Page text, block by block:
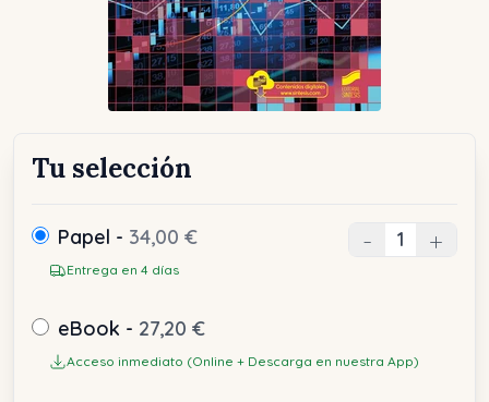
Tu selección
Papel - 34,00 €
Entrega en 4 días
- +
eBook - 27,20 €
Acceso inmediato (Online + Descarga en nuestra App)